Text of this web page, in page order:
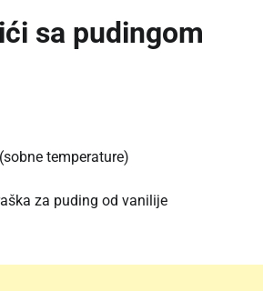
sa pudingom
temperature)
za puding od vanilije